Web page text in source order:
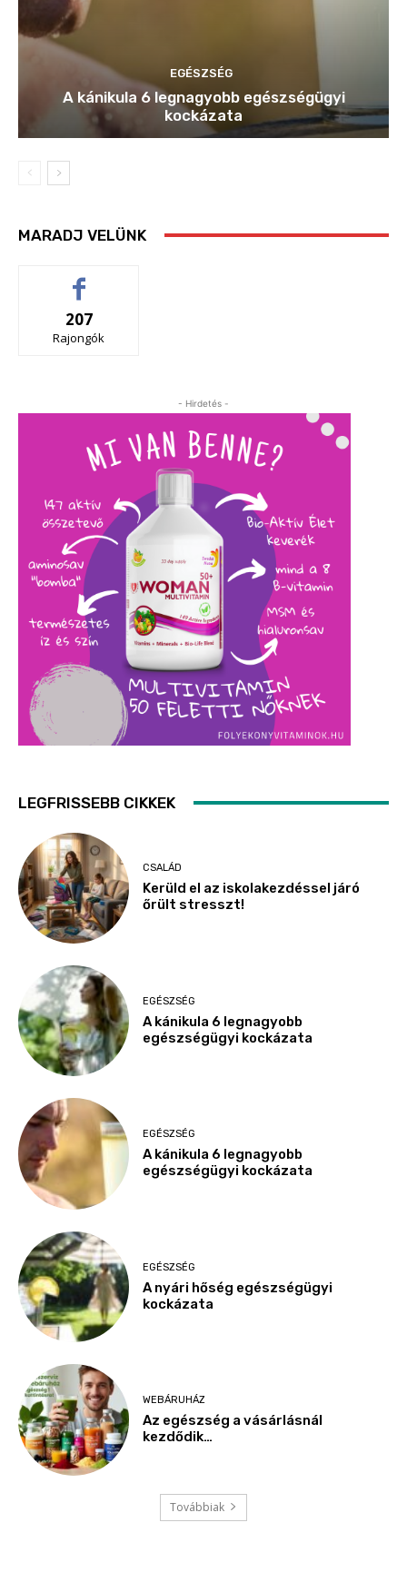
EGÉSZSÉG
A kánikula 6 legnagyobb egészségügyi
kockázata
MARADJ VELÜNK
207
Rajongók
- Hirdetés -
LEGFRISSEBB CIKKEK
CSALÁD
Kerüld el az iskolakezdéssel járó
őrült stresszt!
EGÉSZSÉG
A kánikula 6 legnagyobb
egészségügyi kockázata
EGÉSZSÉG
A kánikula 6 legnagyobb
egészségügyi kockázata
EGÉSZSÉG
A nyári hőség egészségügyi
kockázata
WEBÁRUHÁZ
Az egészség a vásárlásnál
kezdődik…
Továbbiak